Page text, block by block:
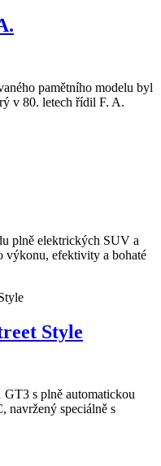
pamětního modelu byl
v 80. letech řídil F. A.
plně elektrických SUV a
výkonu, efektivity a bohaté
Style
GT3 s plně automatickou
navržený speciálně s